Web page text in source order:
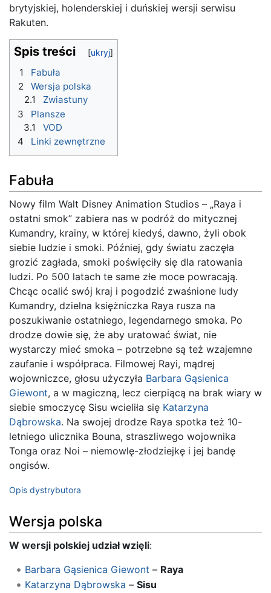
brytyjskiej, holenderskiej i duńskiej wersji serwisu
Rakuten.
Spis treści
1
Fabuła
2
Wersja polska
2.1
Zwiastuny
3
Plansze
3.1
VOD
4
Linki zewnętrzne
Fabuła
Nowy film Walt Disney Animation Studios – „Raya i
ostatni smok” zabiera nas w podróż do mitycznej
Kumandry, krainy, w której kiedyś, dawno, żyli obok
siebie ludzie i smoki. Później, gdy światu zaczęła
grozić zagłada, smoki poświęciły się dla ratowania
ludzi. Po 500 latach te same złe moce powracają.
Chcąc ocalić swój kraj i pogodzić zwaśnione ludy
Kumandry, dzielna księżniczka Raya rusza na
poszukiwanie ostatniego, legendarnego smoka. Po
drodze dowie się, że aby uratować świat, nie
wystarczy mieć smoka – potrzebne są też wzajemne
zaufanie i współpraca. Filmowej Rayi, mądrej
wojowniczce, głosu użyczyła Barbara Gąsienica
Giewont, a w magiczną, lecz cierpiącą na brak wiary w
siebie smoczycę Sisu wcieliła się Katarzyna
Dąbrowska. Na swojej drodze Raya spotka też 10-
letniego ulicznika Bouna, straszliwego wojownika
Tonga oraz Noi – niemowlę-złodziejkę i jej bandę
ongisów.
Opis dystrybutora
Wersja polska
W wersji polskiej udział wzięli:
Barbara Gąsienica Giewont – Raya
Katarzyna Dąbrowska – Sisu